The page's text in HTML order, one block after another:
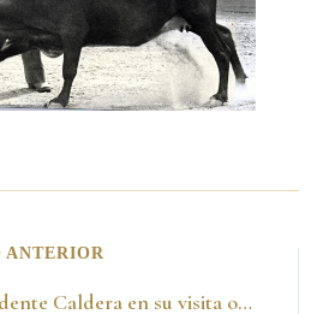
ANTERIOR
Saludando al Presidente Caldera en su visita oficial a Bogotá. 1974